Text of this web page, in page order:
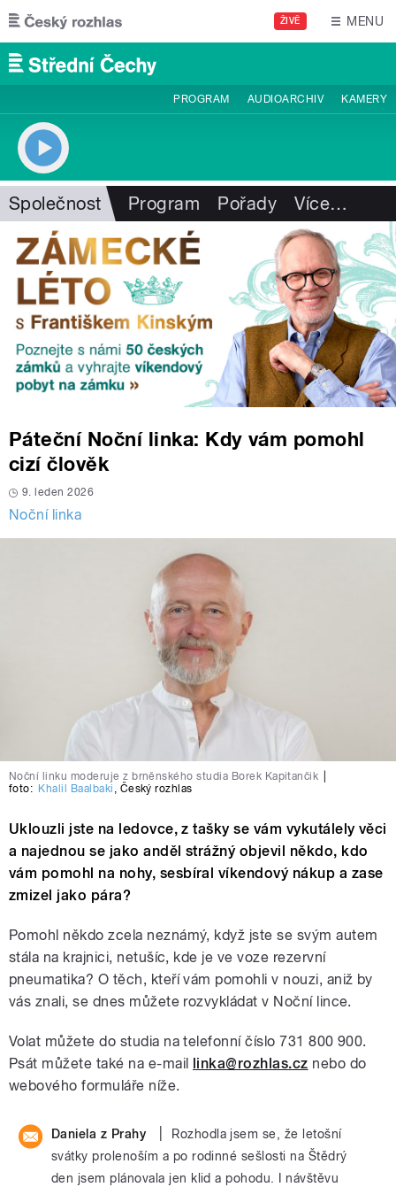
Přejít k hlavnímu obsahu
ŽIVĚ MENU
PROGRAM AUDIOARCHIV KAMERY
Společnost Program Pořady Více…
Páteční Noční linka: Kdy vám pomohl
cizí člověk
9. leden 2026
Noční linka
Noční linku moderuje z brněnského studia Borek Kapitančik
foto: Khalil Baalbaki , Český rozhlas
Uklouzli jste na ledovce, z tašky se vám vykutálely věci
a najednou se jako anděl strážný objevil někdo, kdo
vám pomohl na nohy, sesbíral víkendový nákup a zase
zmizel jako pára?
Pomohl někdo zcela neznámý, když jste se svým autem
stála na krajnici, netušíc, kde je ve voze rezervní
pneumatika? O těch, kteří vám pomohli v nouzi, aniž by
vás znali, se dnes můžete rozvykládat v Noční lince.
Volat můžete do studia na telefonní číslo 731 800 900.
Psát můžete také na e-mail linka@rozhlas.cz nebo do
webového formuláře níže.
Daniela z Prahy
Rozhodla jsem se, že letošní
svátky prolenoším a po rodinné sešlosti na Štědrý
den jsem plánovala jen klid a pohodu. I návštěvu